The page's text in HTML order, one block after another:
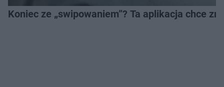
Koniec ze „swipowaniem”? Ta aplikacja chce